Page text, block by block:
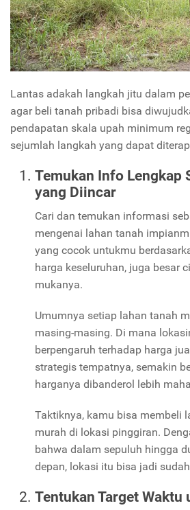
Lantas adakah langkah jitu dalam
agar beli tanah pribadi bisa
pendapatan skala upah minimum
sejumlah langkah yang dapat
Temukan Info Lengkap
yang Diincar
Cari dan temukan informasi
mengenai lahan tanah
yang cocok untukmu
harga keseluruhan, juga besar
mukanya.
Umumnya setiap lahan tanah
masing-masing. Di mana
berpengaruh terhadap harga
strategis tempatnya, semakin
harganya dibanderol lebih
Taktiknya, kamu bisa membeli
murah di lokasi pinggiran.
bahwa dalam sepuluh hingga
depan, lokasi itu bisa jadi
Tentukan Target Waktu